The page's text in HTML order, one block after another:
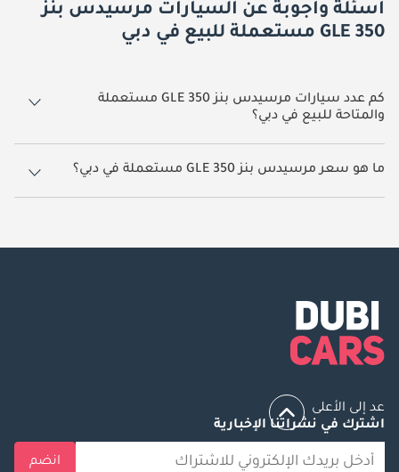
أسئلة وأجوبة عن السيارات مرسيدس بنز
GLE 350 مستعملة للبيع في دبي
كم عدد سيارات مرسيدس بنز GLE 350 مستعملة
والمتاحة للبيع في دبي؟
6 سيارة مرسيدس بنز GLE 350 مستعملة متوفرة للبيع في دبي.
ما هو سعر مرسيدس بنز GLE 350 مستعملة في دبي؟
يبدأ سعر سيارة مرسيدس بنز GLE 350 مستعملة في دبي 117,000.
عد إلى الأعلى
اشترك في نشراتنا الإخبارية
انضم